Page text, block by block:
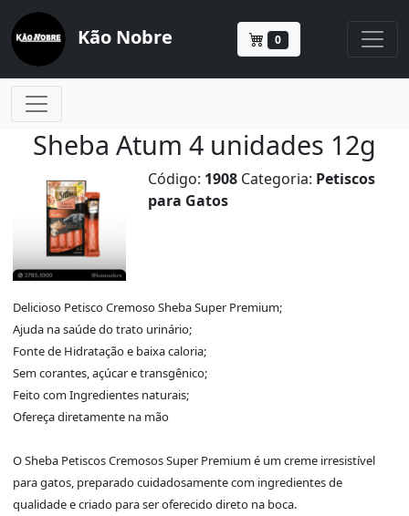
Kão Nobre 0
Sheba Atum 4 unidades 12g
Código: 1908 Categoria: Petiscos
para Gatos
Delicioso Petisco Cremoso Sheba Super Premium;
Ajuda na saúde do trato urinário;
Fonte de Hidratação e baixa caloria;
Sem corantes, açúcar e transgênico;
Feito com Ingredientes naturais;
Ofereça diretamente na mão
O Sheba Petiscos Cremosos Super Premium é um creme irresistível
para gatos, preparado cuidadosamente com ingredientes de
qualidade e criado para ser oferecido direto na boca.